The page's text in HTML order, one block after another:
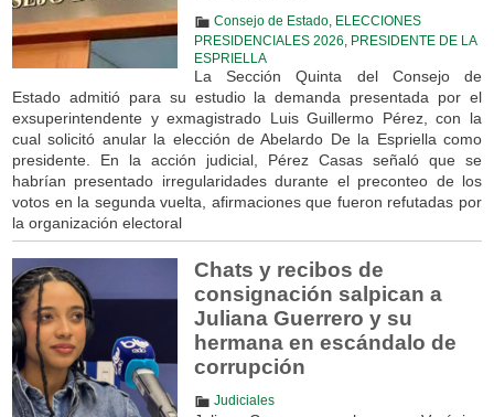
Consejo de Estado,
ELECCIONES
PRESIDENCIALES 2026
PRESIDENTE DE LA
ESPRIELLA
La Sección Quinta del Consejo de
Estado admitió para su estudio la demanda presentada por el
exsuperintendente y exmagistrado Luis Guillermo Pérez, con la
cual solicitó anular la elección de Abelardo De la Espriella como
presidente. En la acción judicial, Pérez Casas señaló que se
habrían presentado irregularidades durante el preconteo de los
votos en la segunda vuelta, afirmaciones que fueron refutadas por
la organización electoral
Chats y recibos de
consignación salpican a
Juliana Guerrero y su
hermana en escándalo de
corrupción
Judiciales